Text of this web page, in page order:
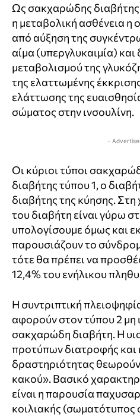
Ως σακχαρώδης διαβήτης
η μεταβολική ασθένεια η
από αύξηση της
αίμα (υπεργλυκαιμία)
μεταβολισμού της
της ελαττωμένης
ελάττωσης της
σώματος στην ινσουλίνη.
-
Οι κύριοι τύποι
διαβήτης τύπου 1, ο
διαβήτης της κύησης.
του διαβήτη είναι γύρω
υπολογίσουμε όμως και
παρουσιάζουν το
τότε θα πρέπει να
12,4% του ενήλικου
Η συντριπτική
αφορούν στον τύπου 2 μη
σακχαρώδη διαβήτη. Η
προτύπων διατροφής και
δραστηριότητας
κακού». Βασικό
είναι η παρουσία
κοιλιακής (σωματότυπος